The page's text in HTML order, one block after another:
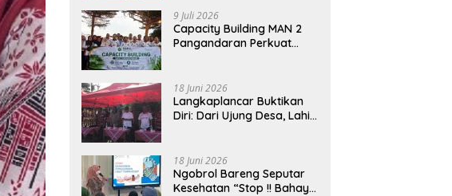
Pangandaran, Tekankan
Pentingnya Sinergi Antar
Lini
9 Juli 2026
Capacity Building MAN 2
Pangandaran Perkuat
18 Juni 2026
Langkaplancar Buktikan
Diri: Dari Ujung Desa, Lahir
18 Juni 2026
Ngobrol Bareng Seputar
Kesehatan “Stop !! Bahaya